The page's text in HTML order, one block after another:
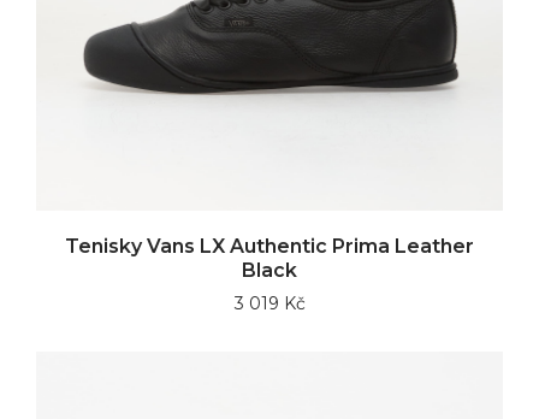
Tenisky Vans LX Authentic Prima Leather
Black
3 019 Kč